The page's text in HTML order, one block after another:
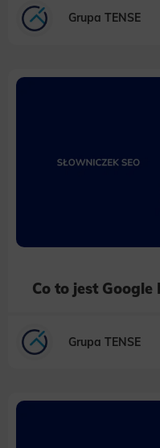
Grupa TENSE
Co to jest
Grupa TENSE